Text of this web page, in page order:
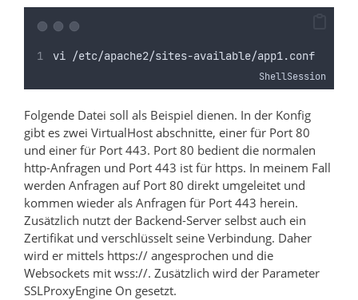
vi /etc/apache2/sites-available/app1.conf
ShellSession
Folgende Datei soll als Beispiel dienen. In der Konfig
gibt es zwei VirtualHost abschnitte, einer für Port 80
und einer für Port 443. Port 80 bedient die normalen
http-Anfragen und Port 443 ist für https. In meinem Fall
werden Anfragen auf Port 80 direkt umgeleitet und
kommen wieder als Anfragen für Port 443 herein.
Zusätzlich nutzt der Backend-Server selbst auch ein
Zertifikat und verschlüsselt seine Verbindung. Daher
wird er mittels https:// angesprochen und die
Websockets mit wss://. Zusätzlich wird der Parameter
SSLProxyEngine On gesetzt.